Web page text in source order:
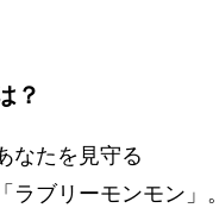
？
なたを見守る
ブリーモンモン」。